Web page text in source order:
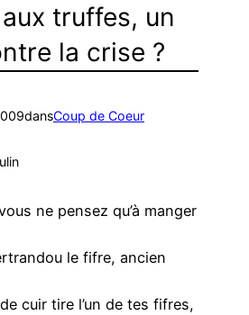
aux truffes, un
la crise ?
dansCoup de Coeur
ne pensez qu’à manger
le fifre, ancien
cuir tire l’un de tes fifres,